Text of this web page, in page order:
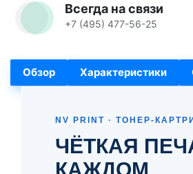
Всегда на связи
+7 (495) 477-56-25
Обзор Характеристики
NV PRINT · ТОНЕР-
ЧЁТКАЯ
КАЖДОМ